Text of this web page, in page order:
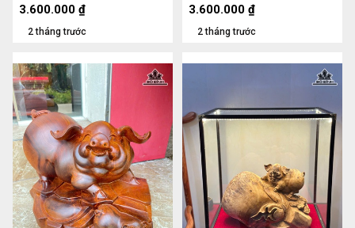
2 tháng trước
3.600.000 ₫
2 tháng trước
3.600.000 ₫